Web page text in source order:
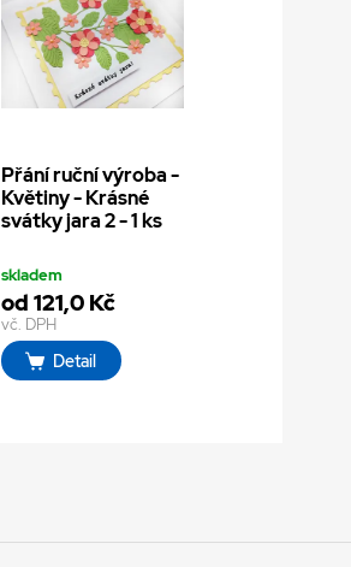
Přání ruční výroba -
Květiny - Krásné
svátky jara 2 - 1 ks
skladem
od 121,0 Kč
vč. DPH
Detail